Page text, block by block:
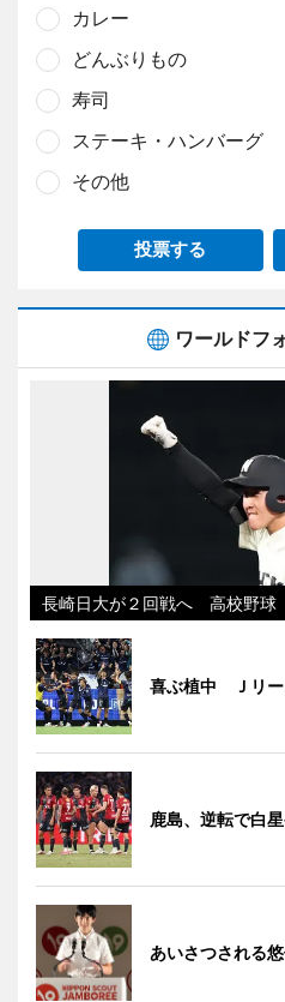
カレー
どんぶりもの
寿司
ステーキ・ハンバーグ
その他
投票する
ワールドフ
長崎日大が２回戦へ 高校野球
喜ぶ植中 Ｊリ
鹿島、逆転で白
あいさつされる